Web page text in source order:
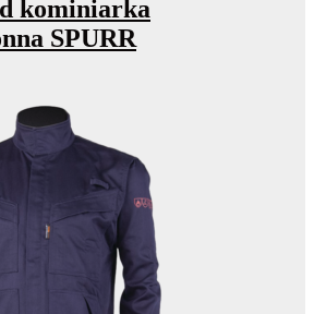
kominiarka
SPURR